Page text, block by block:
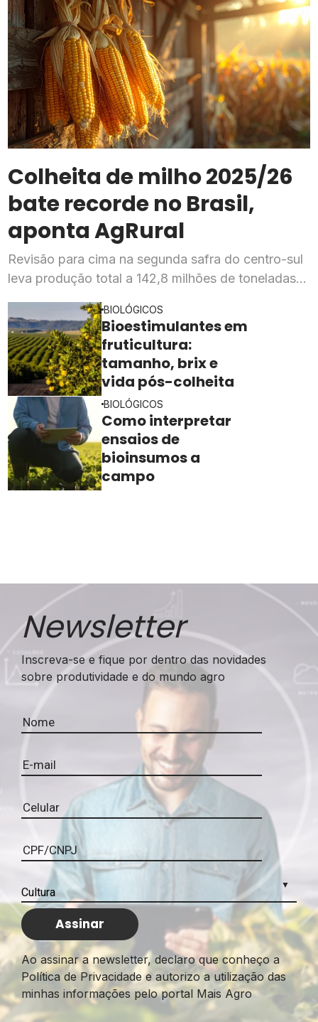
Colheita de milho 2025/26
bate recorde no Brasil,
aponta AgRural
Revisão para cima na segunda safra do centro-sul
leva produção total a 142,8 milhões de toneladas,
histórico
BIOLÓGICOS
Bioestimulantes em
fruticultura:
tamanho, brix e
vida pós-colheita
BIOLÓGICOS
Como interpretar
ensaios de
bioinsumos a
campo
Newsletter
Inscreva-se e fique por dentro das novidades
sobre produtividade e do mundo agro
Ao assinar a newsletter, declaro que conheço a
Política de Privacidade e autorizo a utilização das
minhas informações pelo portal Mais Agro